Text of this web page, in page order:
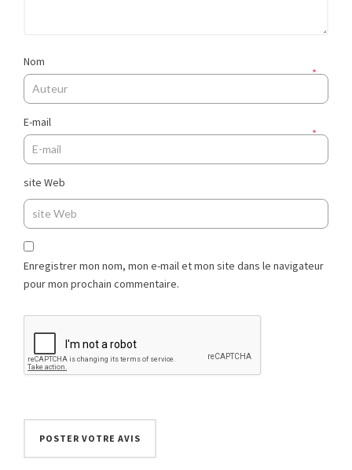
Nom
*
E-mail
*
site Web
Enregistrer mon nom, mon e-mail et mon site dans le navigateur
pour mon prochain commentaire.